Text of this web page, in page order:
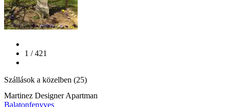
1 / 421
Szállások a közelben (25)
Martinez Designer Apartman
Balatonfenyves